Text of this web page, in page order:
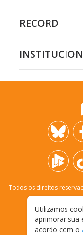
RECORD
Todos os direitos
Utilizamos
aprimorar sua
acordo com o